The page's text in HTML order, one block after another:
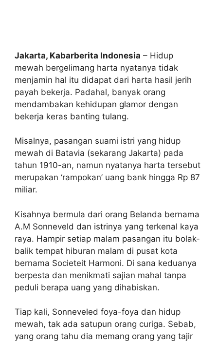
Jakarta, Kabarberita Indonesia – Hidup
mewah bergelimang harta nyatanya tidak
menjamin hal itu didapat dari harta hasil jerih
payah bekerja. Padahal, banyak orang
mendambakan kehidupan glamor dengan
bekerja keras banting tulang.
Misalnya, pasangan suami istri yang hidup
mewah di Batavia (sekarang Jakarta) pada
tahun 1910-an, namun nyatanya harta tersebut
merupakan ‘rampokan’ uang bank hingga Rp 87
miliar.
Kisahnya bermula dari orang Belanda bernama
A.M Sonneveld dan istrinya yang terkenal kaya
raya. Hampir setiap malam pasangan itu bolak-
balik tempat hiburan malam di pusat kota
bernama Societeit Harmoni. Di sana keduanya
berpesta dan menikmati sajian mahal tanpa
peduli berapa uang yang dihabiskan.
Tiap kali, Sonneveled foya-foya dan hidup
mewah, tak ada satupun orang curiga. Sebab,
yang orang tahu dia memang orang yang tajir